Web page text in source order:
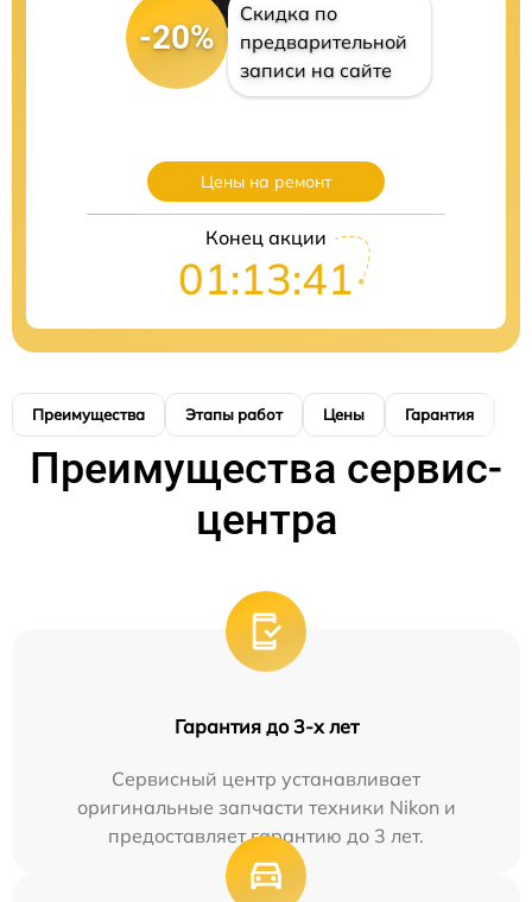
-20%
Скидка по
предварительной
записи на сайте
Цены на ремонт
Конец акции
01:13:40
Преимущества Этапы работ Цены Гарантия
Преимущества сервис-
центра
Гарантия до 3-х лет
Сервисный центр устанавливает
оригинальные запчасти техники Nikon и
предоставляет гарантию до 3 лет.